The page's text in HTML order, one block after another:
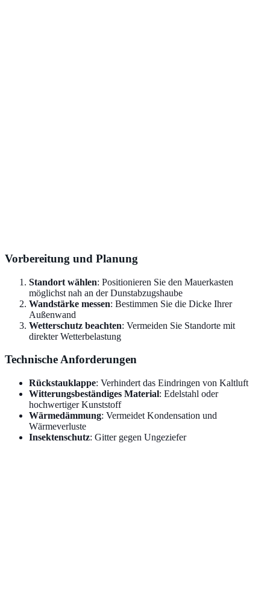
Vorbereitung und Planung
Standort wählen: Positionieren Sie den Mauerkasten
möglichst nah an der Dunstabzugshaube
Wandstärke messen: Bestimmen Sie die Dicke Ihrer
Außenwand
Wetterschutz beachten: Vermeiden Sie Standorte mit
direkter Wetterbelastung
Technische Anforderungen
Rückstauklappe: Verhindert das Eindringen von Kaltluft
Witterungsbeständiges Material: Edelstahl oder
hochwertiger Kunststoff
Wärmedämmung: Vermeidet Kondensation und
Wärmeverluste
Insektenschutz: Gitter gegen Ungeziefer